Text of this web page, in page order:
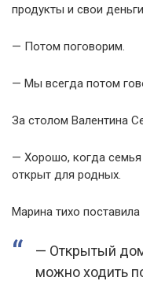
продукты и свои
— Потом поговорим.
— Мы всегда потом
За столом Валентина
— Хорошо, когда семья
открыт для родных.
Марина тихо поставила
— Открытый
можно ходить